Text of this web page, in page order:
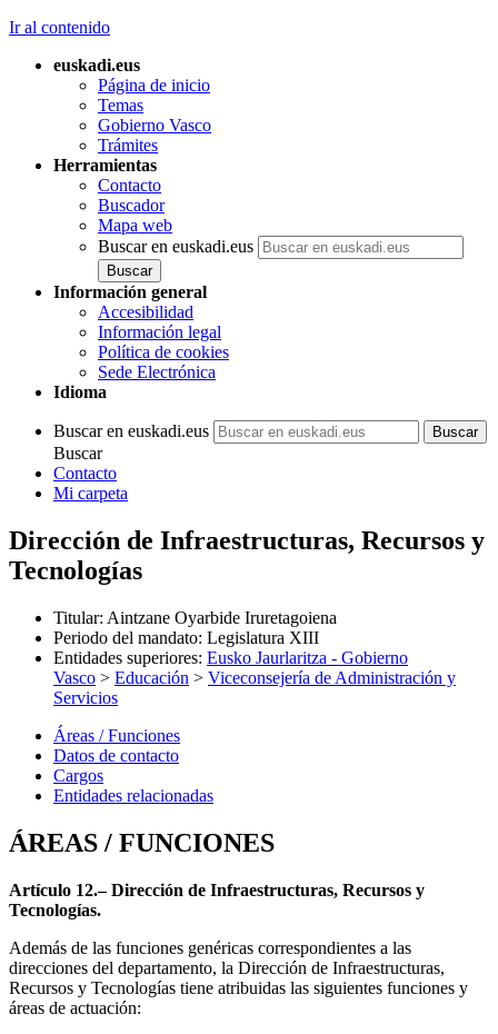
Ir al contenido
euskadi.eus
Página de inicio
Temas
Gobierno Vasco
Trámites
Herramientas
Contacto
Buscador
Mapa web
Buscar en euskadi.eus
Información general
Accesibilidad
Información legal
Política de cookies
Sede Electrónica
Idioma
Buscar en euskadi.eus
Buscar
Contacto
Mi carpeta
Dirección de Infraestructuras, Recursos y
Tecnologías
Titular: Aintzane Oyarbide Iruretagoiena
Periodo del mandato: Legislatura XIII
Entidades superiores: Eusko Jaurlaritza - Gobierno
Vasco > Educación > Viceconsejería de Administración y
Servicios
Áreas / Funciones
Datos de contacto
Cargos
Entidades relacionadas
ÁREAS / FUNCIONES
Artículo 12.– Dirección de Infraestructuras, Recursos y
Tecnologías.
Además de las funciones genéricas correspondientes a las
direcciones del departamento, la Dirección de Infraestructuras,
Recursos y Tecnologías tiene atribuidas las siguientes funciones y
áreas de actuación: